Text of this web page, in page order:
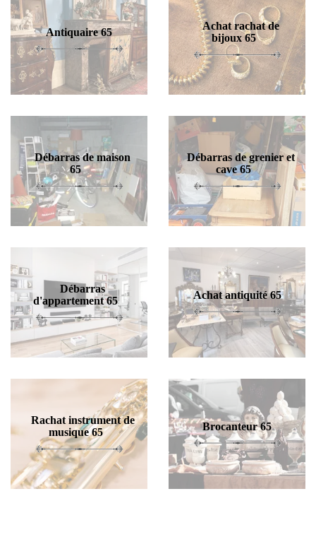
Antiquaire 65
Achat rachat de
bijoux 65
Débarras de maison
65
Débarras de grenier et
cave 65
Débarras
d'appartement 65
Achat antiquité 65
Rachat instrument de
musique 65
Brocanteur 65